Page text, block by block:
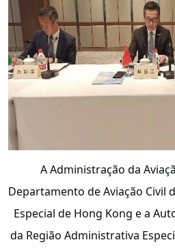
A Administração da
Departamento de Aviação Civil
Especial de Hong Kong e a
da Região Administrativa